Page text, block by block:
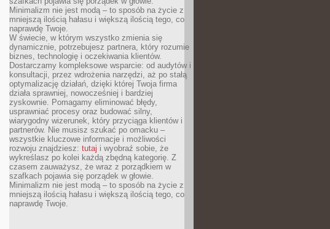
Minimalizm nie jest modą – to sposób na życie z
mniejszą ilością hałasu i większą ilością tego, co
naprawdę Twoje.
W świecie, w którym wszystko zmienia się
dynamicznie, potrzebujesz partnera, który rozumie
biznes, technologię i oczekiwania klientów.
Dostarczamy kompleksowe wsparcie: od audytów i
konsultacji, przez wdrożenia narzędzi, aż po stałą
optymalizację działań, dzięki której Twoja firma
działa sprawniej, nowocześniej i bardziej
zyskownie. Pomagamy eliminować błędy,
usprawniać procesy oraz budować silny,
wiarygodny wizerunek, który przyciąga klientów i
partnerów. Nie musisz szukać po omacku –
wszystkie kluczowe informacje i możliwości
rozwoju znajdziesz: tutaj i wyobraź sobie, że
wykreślasz po kolei każdą zbędną kategorię. Z
czasem zauważysz, że wraz z porządkiem w
szafkach pojawia się porządek w głowie.
Minimalizm nie jest modą – to sposób na życie z
mniejszą ilością hałasu i większą ilością tego, co
naprawdę Twoje.